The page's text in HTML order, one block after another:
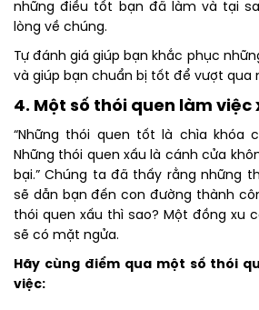
những điều tốt bạn đã làm và tại
lòng về chúng.
Tự đánh giá giúp bạn khắc phục
và giúp bạn chuẩn bị tốt để vượt qua
4. Một số thói quen làm việc
“Những thói quen tốt là chìa khóa
Những thói quen xấu là cánh cửa
bại.” Chúng ta đã thấy rằng những
sẽ dẫn bạn đến con đường thành
thói quen xấu thì sao? Một đồng xu
sẽ có mặt ngửa.
Hãy cùng điểm qua một số thói
việc: